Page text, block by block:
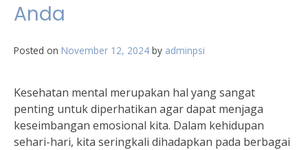
Anda
Posted on November 12, 2024 by adminpsi
Kesehatan mental merupakan hal yang sangat
penting untuk diperhatikan agar dapat menjaga
keseimbangan emosional kita. Dalam kehidupan
sehari-hari, kita seringkali dihadapkan pada berbagai